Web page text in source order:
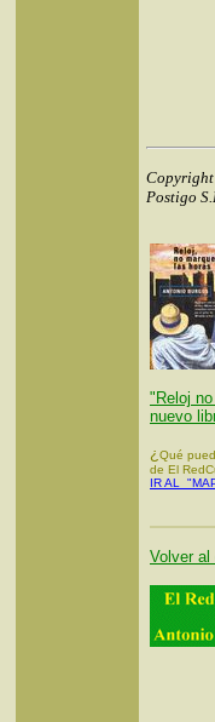
Postigo
"Reloj
nuevo
¿ Qué
de El
IR AL
Volver al